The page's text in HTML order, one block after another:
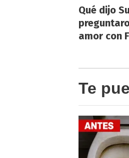
Qué dijo
amor con
Te